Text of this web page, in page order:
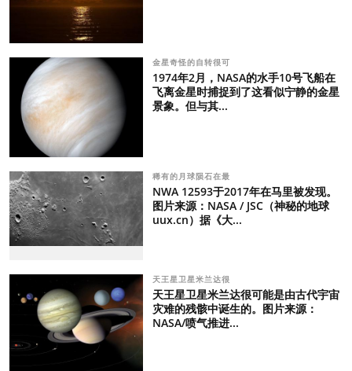
金星奇怪的自转很可
1974年2月，NASA的水手10号飞船在
飞离金星时捕捉到了这看似宁静的金星
景象。但与其...
稀有的月球陨石在最
NWA 12593于2017年在马里被发现。
图片来源：NASA / JSC（神秘的地球
uux.cn）据《大...
天王星卫星米兰达很
天王星卫星米兰达很可能是由古代宇宙
灾难的残骸中诞生的。图片来源：
NASA/喷气推进...